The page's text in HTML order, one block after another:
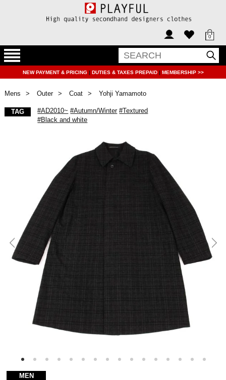
0
NEW PAYMENT & PRICING | DUTIES & TAXES PREPAID | MEMBERSHIP >>
Mens Outer Coat Yohji Yamamoto
TAG #AD2010~ #Autumn/Winter #Textured
#Black and white
MEN